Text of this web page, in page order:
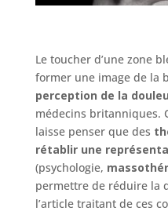
Le toucher d’une zone
former une image de la
perception de la
médecins britanniques.
laisse penser que des
rétablir une
(psychologie,
permettre de réduire la
l’article traitant de ces